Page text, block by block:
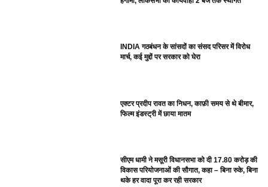
INDIA गठबंधन के सांसदों का संसद परिसर में विरोध
मार्च, कई मुद्दों पर सरकार को घेरा
एक्टर प्रदीप रावत का निधन, काफ़ी समय से थे बीमार,
फिल्म इंडस्ट्री में छाया मातम
सीएम धामी ने मसूरी विधानसभा को दी 17.80 करोड़ की
विकास परियोजनाओं की सौगात, कहा – बिना रुके, बिना
थके हर वादा पूरा कर रही सरकार